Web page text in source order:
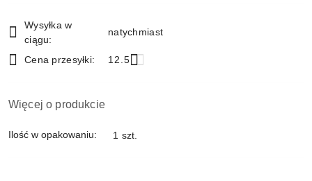
dostawa
Wysyłka w
ciągu:
natychmiast
Cena przesyłki: 12.5
Więcej o produkcie
Ilość w opakowaniu: 1 szt.